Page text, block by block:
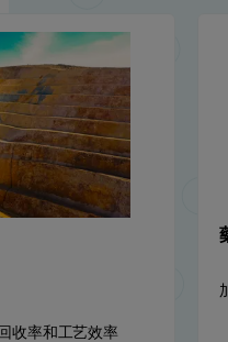
收率和工艺效率